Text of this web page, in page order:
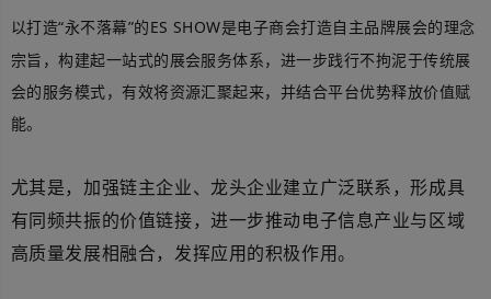
以打造“永不落幕”的ES SHOW是电子商会打造自主品牌展会的理念
宗旨，构建起一站式的展会服务体系，进一步践行不拘泥于传统展
会的服务模式，有效将资源汇聚起来，并结合平台优势释放价值赋
能。
尤其是，加强链主企业、龙头企业建立广泛联系，形成具
有同频共振的价值链接，进一步推动电子信息产业与区域
高质量发展相融合，发挥应用的积极作用。